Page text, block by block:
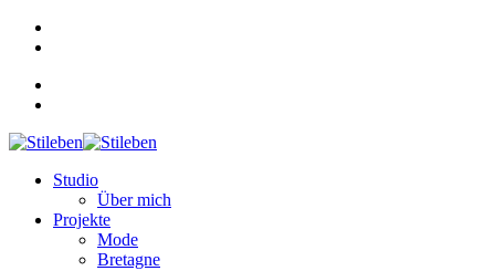
Studio
Über mich
Projekte
Mode
Bretagne